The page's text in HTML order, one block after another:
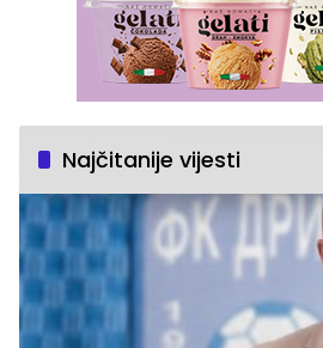
Najčitanije vijesti